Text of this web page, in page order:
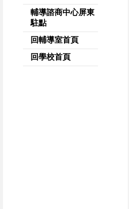
輔導諮商中心屏東
駐點
回輔導室首頁
回學校首頁